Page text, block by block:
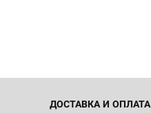
ДОСТАВКА И ОПЛАТА